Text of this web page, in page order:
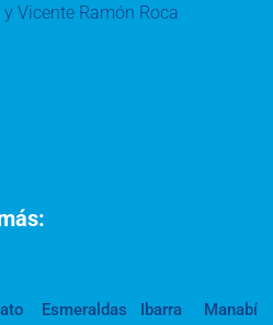
Vicente Ramón Roca
Esmeraldas Ibarra
Manabí